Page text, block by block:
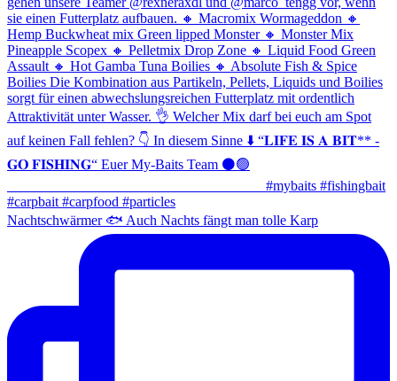
Nachtschwärmer 🐟 Auch Nachts fängt man tolle Karp